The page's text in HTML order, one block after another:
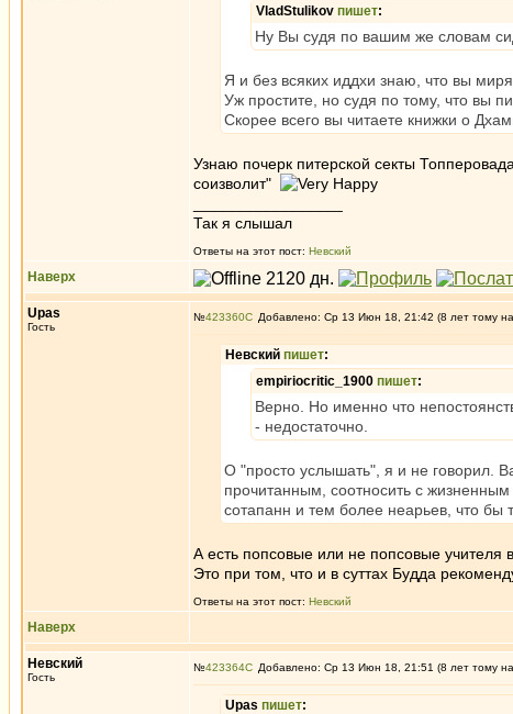
VladStulikov пишет:
Ну Вы судя по вашим же словам
Я и без всяких иддхи знаю, что вы
Уж простите, но судя по тому, что вы
Скорее всего вы читаете книжки о
Узнаю почерк питерской секты
соизволит"
Так я слышал
Ответы на этот пост: Невский
Наверх
Upas
Гость
№423360 Добавлено: Ср 13 Июн 18, 21:42 (8 лет тому
Невский пишет:
empiriocritic_1900 пишет:
Верно. Но именно что
- недостаточно.
О "просто услышать", я и не говорил.
прочитанным, соотносить с
сотапанн и тем более неарьев, что бы
А есть попсовые или не попсовые учителя
Это при том, что и в суттах Будда
Ответы на этот пост: Невский
Наверх
Невский
Гость
№423364 Добавлено: Ср 13 Июн 18, 21:51 (8 лет тому
Upas пишет: